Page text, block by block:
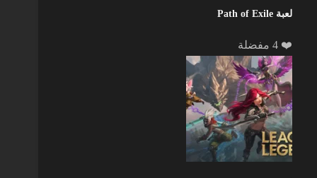
لعبة Path of Exile
❤️ 4 مفضلة